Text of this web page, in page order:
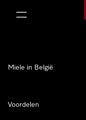
Miele in België
Voordelen